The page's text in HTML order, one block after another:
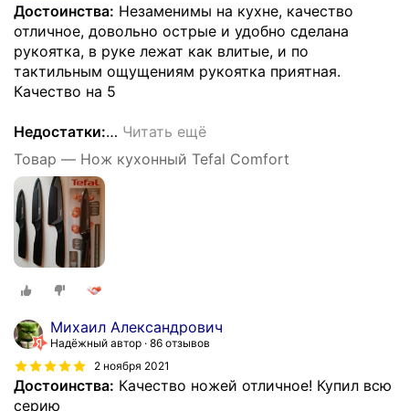
Достоинства: Незаменимы на кухне, качество
отличное, довольно острые и удобно сделана
рукоятка, в руке лежат как влитые, и по
тактильным ощущениям рукоятка приятная.
Качество на 5
Недостатки:… Читать ещё
Товар — Нож кухонный Tefal Comfort
Михаил Александрович
Надёжный автор 86 отзывов
2 ноября 2021
Достоинства: Качество ножей отличное! Купил всю
серию